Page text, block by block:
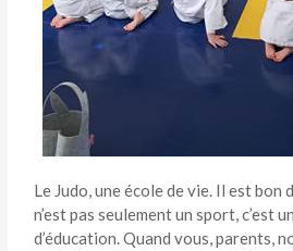
Le Judo, une école de vie. Il est bon
n’est pas seulement un sport, c’est
d’éducation. Quand vous, parents,